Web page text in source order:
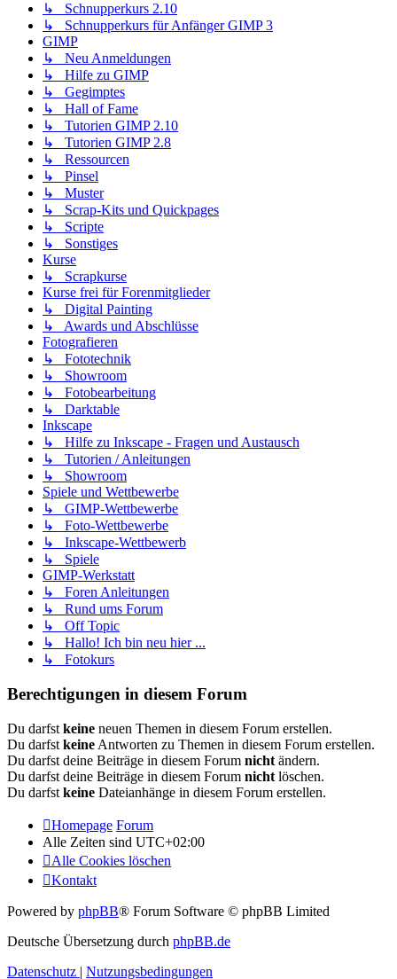
↳ Schnupperkurs 2.10
↳ Schnupperkurs für Anfänger GIMP 3
GIMP
↳ Neu Anmeldungen
↳ Hilfe zu GIMP
↳ Gegimptes
↳ Hall of Fame
↳ Tutorien GIMP 2.10
↳ Tutorien GIMP 2.8
↳ Ressourcen
↳ Pinsel
↳ Muster
↳ Scrap-Kits und Quickpages
↳ Scripte
↳ Sonstiges
Kurse
↳ Scrapkurse
Kurse frei für Forenmitglieder
↳ Digital Painting
↳ Awards und Abschlüsse
Fotografieren
↳ Fototechnik
↳ Showroom
↳ Fotobearbeitung
↳ Darktable
Inkscape
↳ Hilfe zu Inkscape - Fragen und Austausch
↳ Tutorien / Anleitungen
↳ Showroom
Spiele und Wettbewerbe
↳ GIMP-Wettbewerbe
↳ Foto-Wettbewerbe
↳ Inkscape-Wettbewerb
↳ Spiele
GIMP-Werkstatt
↳ Foren Anleitungen
↳ Rund ums Forum
↳ Off Topic
↳ Hallo! Ich bin neu hier ...
↳ Fotokurs
Berechtigungen in diesem Forum
Du darfst keine neuen Themen in diesem Forum erstellen.
Du darfst keine Antworten zu Themen in diesem Forum erstellen.
Du darfst deine Beiträge in diesem Forum nicht ändern.
Du darfst deine Beiträge in diesem Forum nicht löschen.
Du darfst keine Dateianhänge in diesem Forum erstellen.
Homepage Forum
Alle Zeiten sind UTC+02:00
Alle Cookies löschen
Kontakt
Powered by phpBB® Forum Software © phpBB Limited
Deutsche Übersetzung durch phpBB.de
Datenschutz | Nutzungsbedingungen